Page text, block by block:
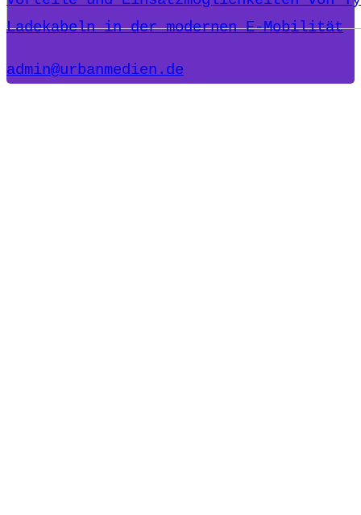
Ladekabeln in der modernen E-Mobilität
admin@urbanmedien.de